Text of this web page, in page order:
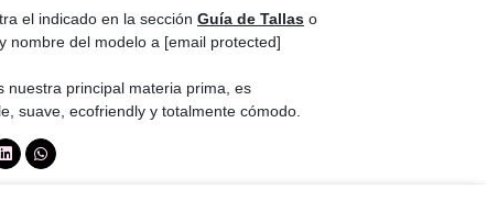
el indicado en la sección Guía de Tallas o
nombre del modelo a [email protected]
nuestra principal materia prima, es
suave, ecofriendly y totalmente cómodo.